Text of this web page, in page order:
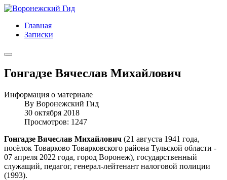
Главная
Записки
Гонгадзе Вячеслав Михайлович
Информация о материале
By Воронежский Гид
30 октября 2018
Просмотров: 1247
Гонгадзе Вячеслав Михайлович (21 августа 1941 года,
посёлок Товарково Товарковского района Тульской области -
07 апреля 2022 года, город Воронеж), государственный
служащий, педагог, генерал-лейтенант налоговой полиции
(1993).